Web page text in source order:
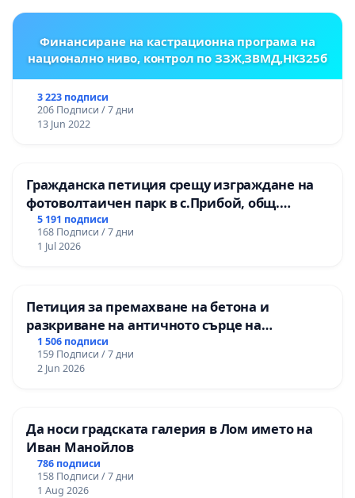
Финансиране на кастрационна програма на
национално ниво, контрол по ЗЗЖ,ЗВМД,НК325б
3 223 подписи
206 Подписи / 7 дни
13 Jun 2022
Гражданска петиция срещу изграждане на
фотоволтаичен парк в с.Прибой, общ.
Радомир
5 191 подписи
168 Подписи / 7 дни
1 Jul 2026
Петиция за премахване на бетона и
разкриване на античното сърце на
Могиланската могила във Враца
1 506 подписи
159 Подписи / 7 дни
2 Jun 2026
Да носи градската галерия в Лом името на
Иван Манойлов
786 подписи
158 Подписи / 7 дни
1 Aug 2026